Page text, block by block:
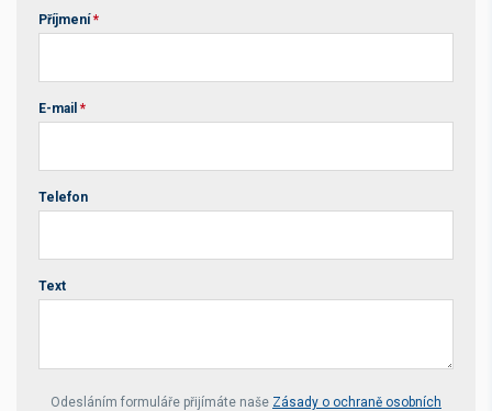
Příjmení *
E-mail *
Telefon
Text
Your website *
Odesláním formuláře přijímáte naše Zásady o ochraně osobních